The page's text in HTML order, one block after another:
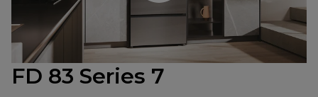
FD 83 Series 7